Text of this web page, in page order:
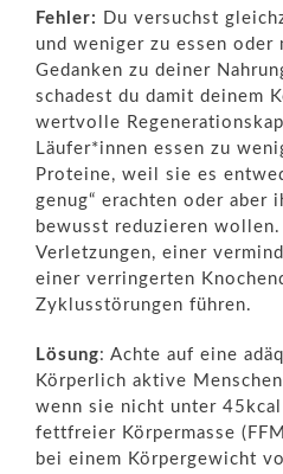
Fehler:
Du versuchst
und weniger zu essen oder
Gedanken zu deiner
schadest du damit deinem
wertvolle
Läufer*innen essen zu
Proteine, weil sie es
genug“ erachten oder aber
bewusst reduzieren
Verletzungen, einer
einer verringerten
Zyklusstörungen führen.
Lösung: Achte auf eine
Körperlich aktive
wenn sie nicht unter
fettfreier Körpermasse
bei einem Körpergewicht